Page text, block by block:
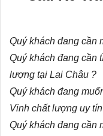
Quý khách đang cần
Quý khách đang cần
lượng tại Lai Châu ?
Quý khách đang
Vinh chất lượng uy
Quý khách đang cần